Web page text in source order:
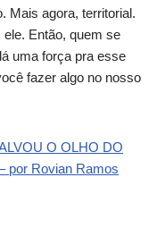
Mais agora, territorial.
Então, quem se
uma força pra esse
fazer algo no nosso
O OLHO DO
por Rovian Ramos